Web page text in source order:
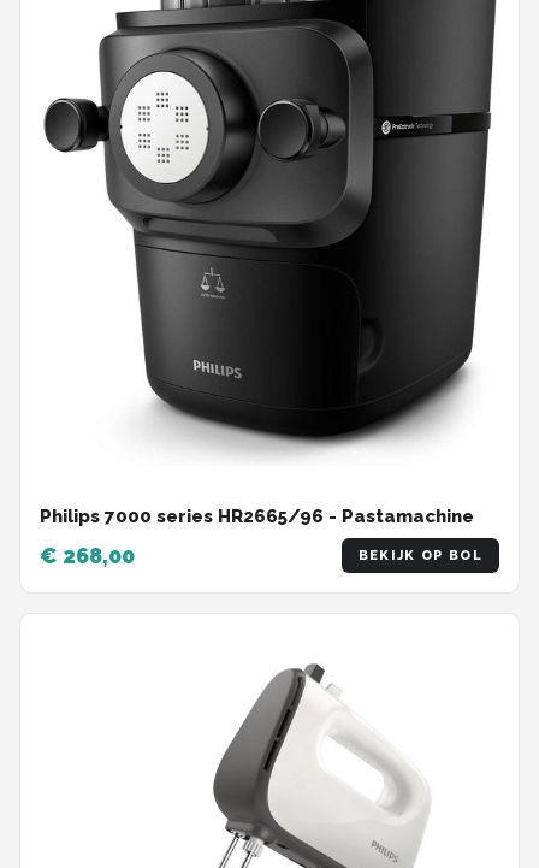
Philips 7000 series HR2665/96 - Pastamachine
€ 268,00 BEKIJK OP BOL